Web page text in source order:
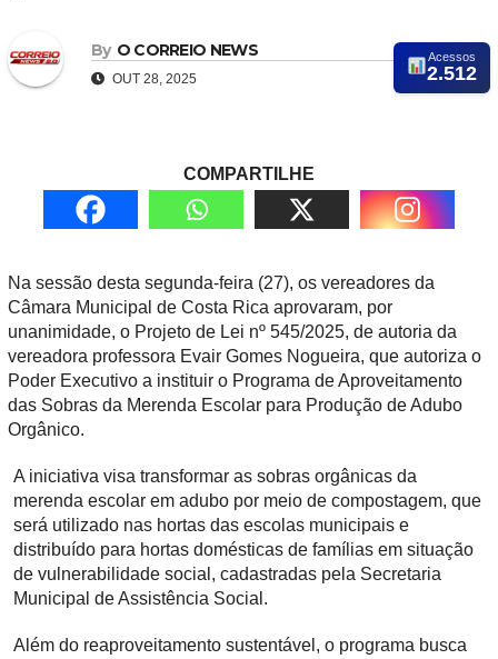
By O CORREIO NEWS
OUT 28, 2025
Acessos
2.512
COMPARTILHE
Na sessão desta segunda-feira (27), os vereadores da
Câmara Municipal de Costa Rica aprovaram, por
unanimidade, o Projeto de Lei nº 545/2025, de autoria da
vereadora professora Evair Gomes Nogueira, que autoriza o
Poder Executivo a instituir o Programa de Aproveitamento
das Sobras da Merenda Escolar para Produção de Adubo
Orgânico.
A iniciativa visa transformar as sobras orgânicas da
merenda escolar em adubo por meio de compostagem, que
será utilizado nas hortas das escolas municipais e
distribuído para hortas domésticas de famílias em situação
de vulnerabilidade social, cadastradas pela Secretaria
Municipal de Assistência Social.
Além do reaproveitamento sustentável, o programa busca